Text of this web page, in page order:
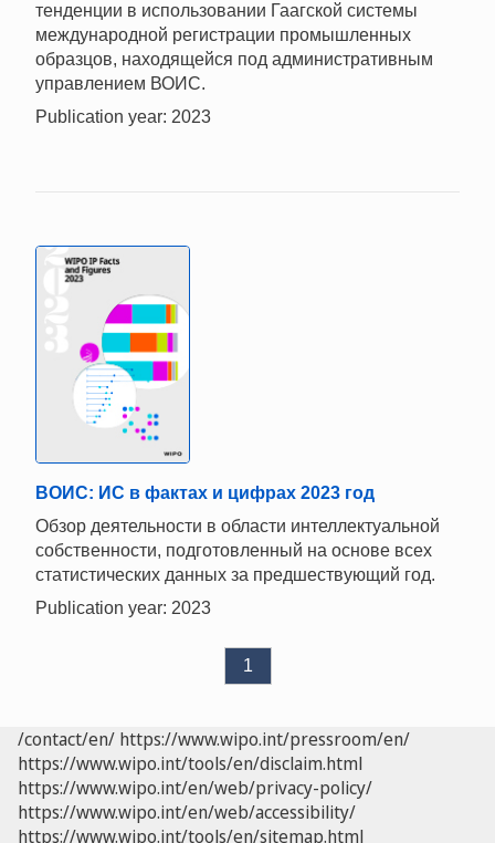
тенденции в использовании Гаагской системы
международной регистрации промышленных
образцов, находящейся под административным
управлением ВОИС.
Publication year: 2023
ВОИС: ИС в фактах и цифрах 2023 год
Обзор деятельности в области интеллектуальной
собственности, подготовленный на основе всех
статистических данных за предшествующий год.
Publication year: 2023
1
/contact/en/ https://www.wipo.int/pressroom/en/
https://www.wipo.int/tools/en/disclaim.html
https://www.wipo.int/en/web/privacy-policy/
https://www.wipo.int/en/web/accessibility/
https://www.wipo.int/tools/en/sitemap.html